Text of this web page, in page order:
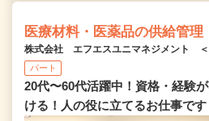
医療材料・医薬品の供給管理
株式会社 エフエスユニマネジメント ＜
パート
20代〜60代活躍中！資格・経験
ける！人の役に立てるお仕事です